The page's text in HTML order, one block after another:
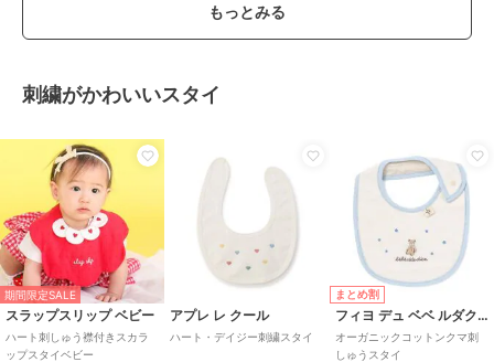
もっとみる
刺繍がかわいいスタイ
期間限定SALE
スラップスリップ ベビー
ハート刺しゅう襟付きスカラ
ップスタイベビー
アプレ レ クール
ハート・デイジー刺繍スタイ
まとめ割
フィヨ デュ ベベ ルダクティオン
オーガニックコットンクマ刺
しゅうスタイ